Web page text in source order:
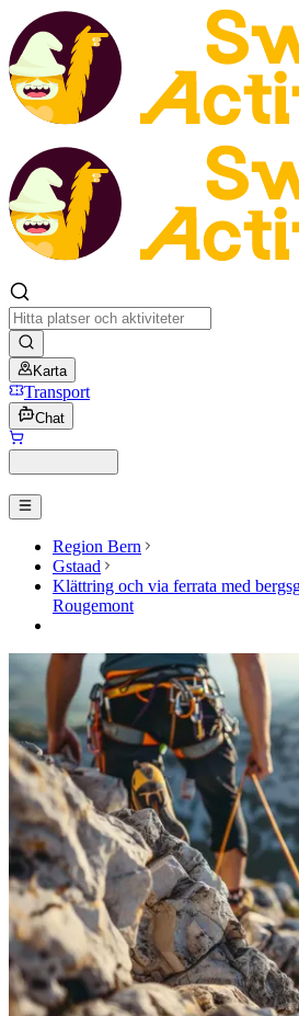
Karta
Transport
Chat
Region Bern
Gstaad
Klättring och via ferrata med
Rougemont